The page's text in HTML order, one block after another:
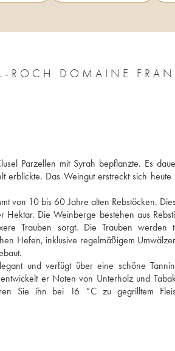
ROCH DOMAINE
Parzellen mit Syrah bepflanzte. Es
Das Weingut erstreckt sich
von 10 bis 60 Jahre alten Rebstöcken.
Die Weinberge bestehen aus
Trauben sorgt. Die Trauben werden
Hefen, inklusive regelmäßigem
und verfügt über eine schöne
er Noten von Unterholz und
Sie ihn bei 16 °C zu gegrilltem